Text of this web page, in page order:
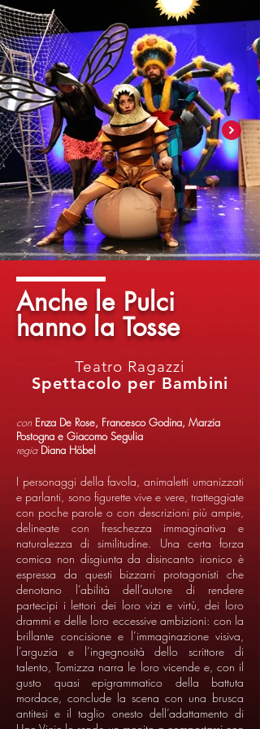
Anche le Pulci
hanno la Tosse
Spettacolo per Bambini
Teatro Ragazzi
con Enza De Rose, Francesco Godina, Marzia
Postogna e Giacomo Segulia
regia Diana Höbel
I personaggi della favola, animaletti umanizzati
e parlanti, sono figurette vive e vere, tratteggiate
con poche parole o con descrizioni più ampie,
delineate con freschezza immaginativa e
naturalezza di similitudine. Una certa forza
comica non disgiunta da disincanto ironico è
espressa da questi bizzarri protagonisti che
denotano l’abilità dell’autore di rendere
partecipi i lettori dei loro vizi e virtù, dei loro
drammi e delle loro eccessive ambizioni: con la
brillante concisione e l’immaginazione visiva,
l’arguzia e l’ingegnosità dello scrittore di
talento, Tomizza narra le loro vicende e, con il
gusto quasi epigrammatico della battuta
mordace, conclude la scena con una brusca
antitesi e il taglio onesto dell’adattamento di